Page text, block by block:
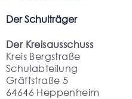
Der Schulträger
Der Kreisausschuss
Kreis Bergstraße
Schulabteilung
Gräffstraße 5
64646 Heppenheim